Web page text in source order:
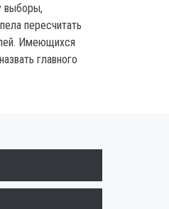
выборы,
пересчитать
Имеющихся
главного